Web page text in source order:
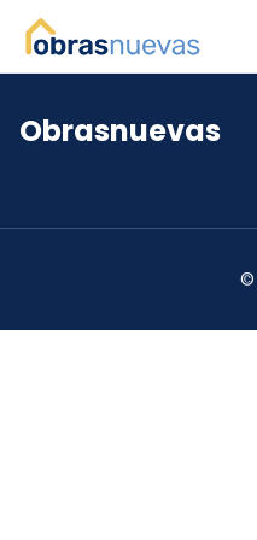
*
Obrasnuevas
©